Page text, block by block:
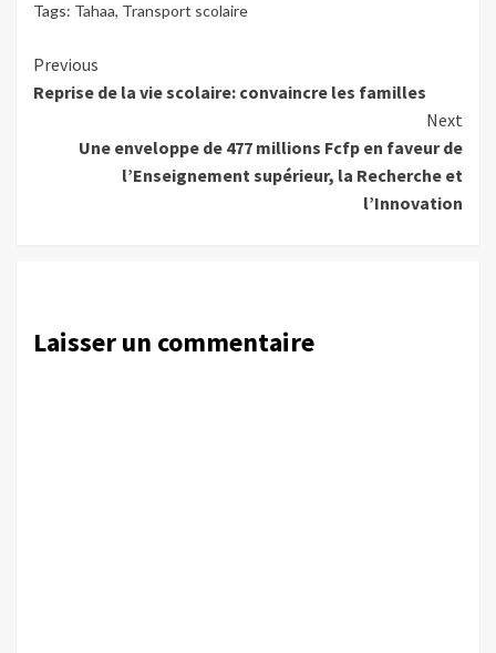
Tags: Tahaa, Transport scolaire
Continue
Reading
Previous
Reprise de la vie scolaire: convaincre les familles
Next
Une enveloppe de 477 millions Fcfp en faveur de
l’Enseignement supérieur, la Recherche et
l’Innovation
Laisser un commentaire